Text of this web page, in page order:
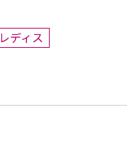
レディス